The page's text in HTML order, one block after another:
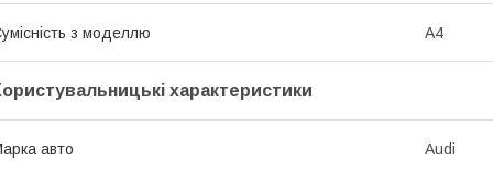
з моделлю A4
характеристики
авто Audi